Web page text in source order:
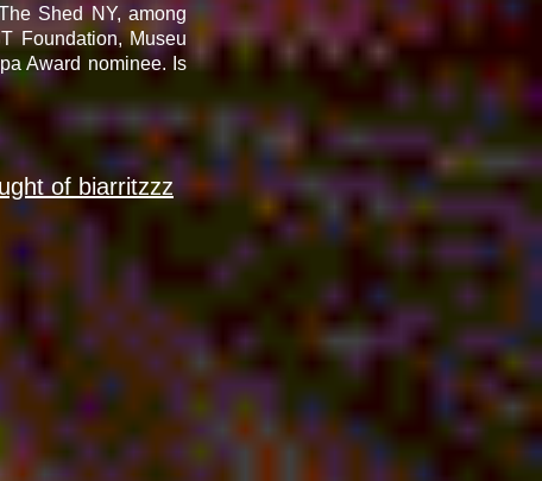
Shed NY, among
Foundation, Museu
Award nominee. Is
of biarritzzz